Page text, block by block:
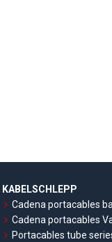
KABELSCHLEPP
Cadena portacables
Cadena portacables
Portacables tube